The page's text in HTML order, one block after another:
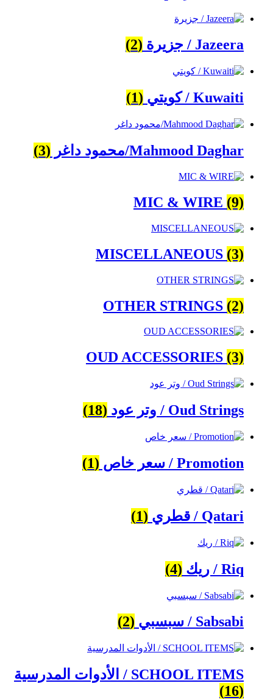
Jazeera / جزيرة (2)
Kuwaiti / كويتي (1)
Mahmood Daghar/محمود داغر (3)
MIC & WIRE (9)
MISCELLANEOUS (3)
OTHER STRINGS (2)
OUD ACCESSORIES (3)
Oud Strings / وتر عود (18)
Promotion / سعر خاص (1)
Qatari / قطري (1)
Riq / ريك (4)
Sabsabi / سبسبي (2)
SCHOOL ITEMS / الأدوات المدرسية
(16)